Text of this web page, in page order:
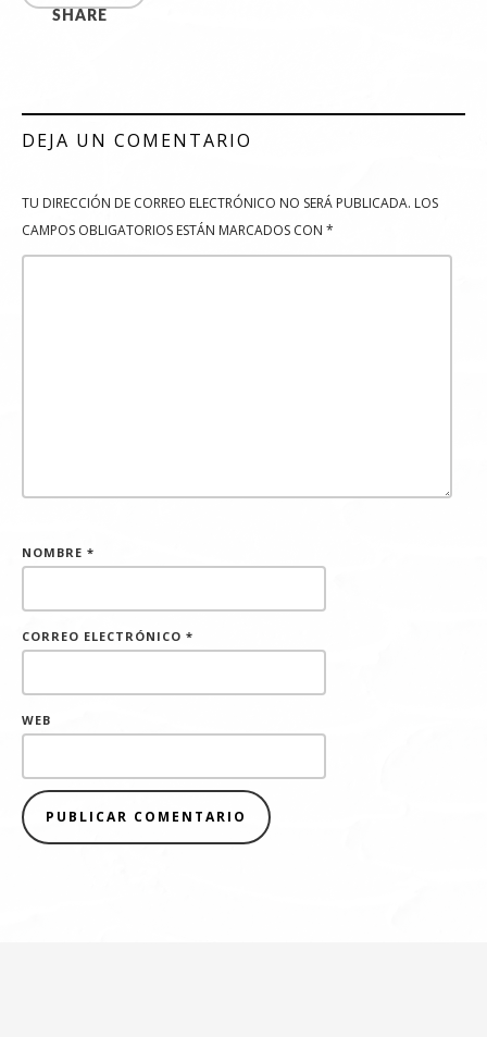
SHARE
DEJA UN COMENTARIO
TU DIRECCIÓN DE CORREO ELECTRÓNICO NO SERÁ PUBLICADA. LOS
CAMPOS OBLIGATORIOS ESTÁN MARCADOS CON *
NOMBRE *
CORREO ELECTRÓNICO *
WEB